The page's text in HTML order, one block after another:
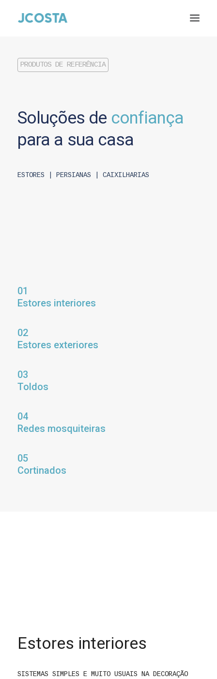
Estores
Área reservada
Pesquisar
PRODUTOS DE REFERÊNCIA
Soluções de confiança
para a sua casa
ESTORES | PERSIANAS | CAIXILHARIAS
01
Estores interiores
02
Estores exteriores
03
Toldos
04
Redes mosquiteiras
05
Cortinados
Estores interiores
SISTEMAS SIMPLES E MUITO USUAIS NA DECORAÇÃO